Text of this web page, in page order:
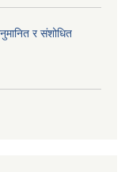
र संशोधित